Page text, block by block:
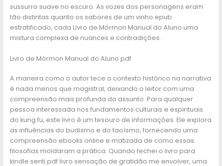
sussurro suave no escuro. As vozes dos personagens eram
tão distintas quanto os sabores de um vinho epub
estratificado, cada Livro de Mórmon Manual do Aluno uma
mistura complexa de nuances e contradições.
Livro de Mórmon Manual do Aluno pdf
A maneira como o autor tece o contexto histórico na narrativa
é nada menos que magistral, deixando o leitor com uma
compreensão mais profunda do assunto. Para qualquer
pessoa interessada nos fundamentos culturais e espirituais
do kung fu, este livro é um tesouro de informações. Ele explora
as influências do budismo e do taoísmo, fornecendo uma
compreensão ebooks online e matizada de como essas
filosofias moldaram a prática. Quando fechei o livro para
kindle senti pdf livro sensação de gratidão me envolver, uma